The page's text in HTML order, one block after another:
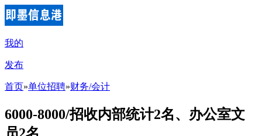
我的
发布
首页»单位招聘»财务/会计
6000-8000/招收内部统计2名、办公室文